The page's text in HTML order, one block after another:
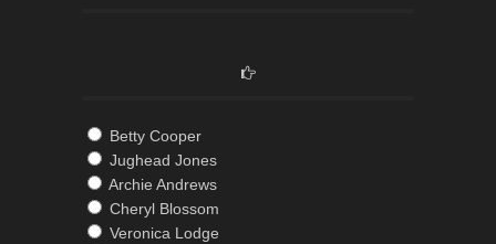
Betty Cooper
Jughead Jones
Archie Andrews
Cheryl Blossom
Veronica Lodge